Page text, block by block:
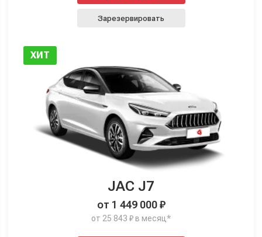
Зарезервировать
ХИТ
JAC J7
от 1 449 000 ₽
от 25 843 ₽ в месяц*